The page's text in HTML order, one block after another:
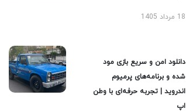
18 مرداد 1405
دانلود امن و سریع بازی مود
شده و برنامه‌های پرمیوم
اندروید | تجربه حرفه‌ای با وطن
اپ